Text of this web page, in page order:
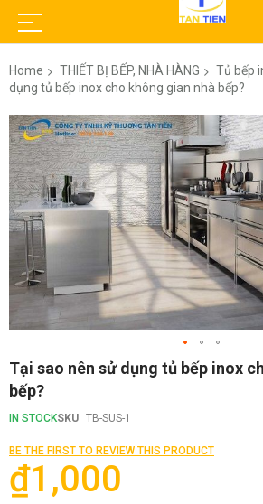
Home THIẾT BỊ BẾP, NHÀ HÀNG Tủ bếp
dụng tủ bếp inox cho không gian nhà bếp?
Skip
to
the
end
of
the
images
gallery
Skip
the
of
images
gallery
Tại sao nên sử dụng tủ bếp inox
bếp?
IN STOCKSKU TB-SUS-1
BE THE FIRST TO REVIEW THIS PRODUCT
₫1,000